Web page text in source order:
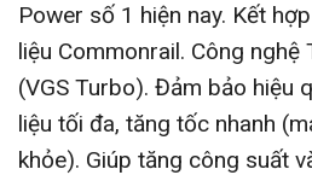
Power số 1 hiện nay. Kết
liệu Commonrail. Công nghệ
(VGS Turbo). Đảm bảo hiệu
liệu tối đa, tăng tốc nhanh
khỏe). Giúp tăng công suất